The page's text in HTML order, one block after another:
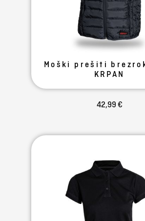
Moški prešiti
KRPAN
42,99 €